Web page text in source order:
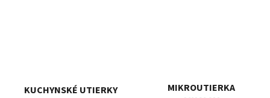
KUCHYNSKÉ UTIERKY
MIKROUTIERKA